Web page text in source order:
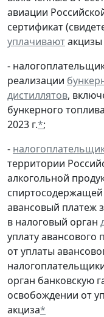
авиации
сертификат
уплачиваютакцизы
-
реализации
дистиллятов,
бункерного
2023 г.*;
-
территории
алкогольной
авансовый платеж
в налоговый орган
уплату авансового
от уплаты
орган банковскую
освобождении от
акциза*